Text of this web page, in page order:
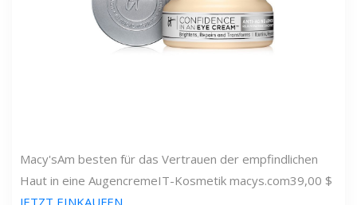
Macy'sAm besten für das Vertrauen der empfindlichen
Haut in eine AugencremeIT-Kosmetik macys.com39,00 $